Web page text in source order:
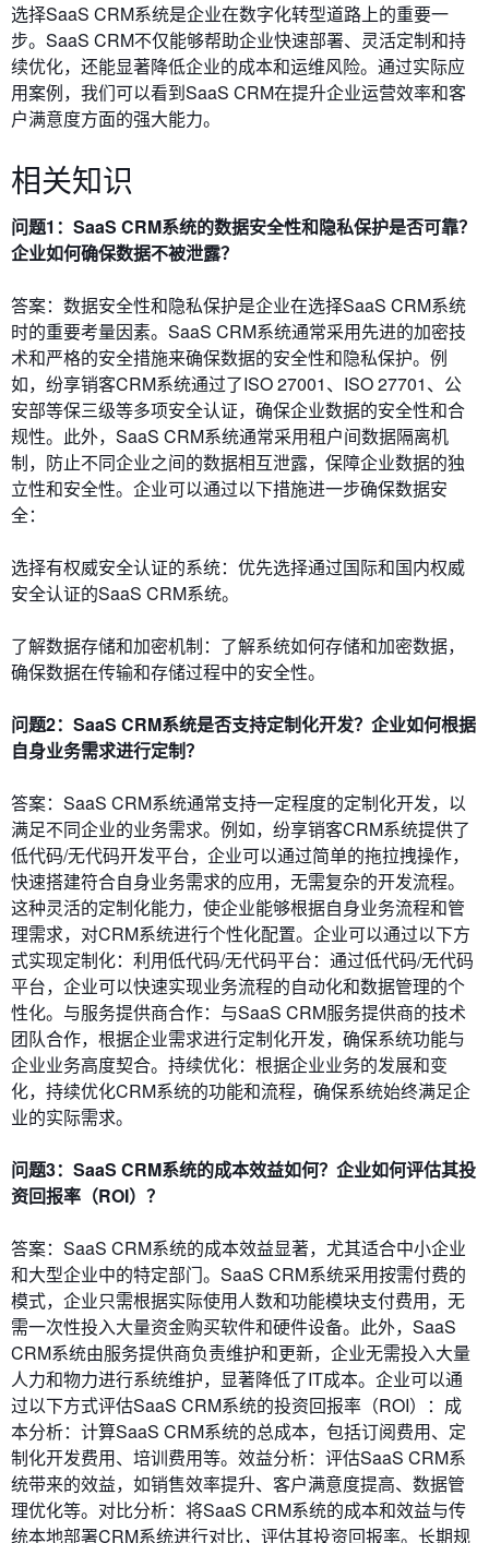
选择SaaS CRM系统是企业在数字化转型道路上的重要一
步。SaaS CRM不仅能够帮助企业快速部署、灵活定制和持
续优化，还能显著降低企业的成本和运维风险。通过实际应
用案例，我们可以看到SaaS CRM在提升企业运营效率和客
户满意度方面的强大能力。
相关知识
问题1：SaaS CRM系统的数据安全性和隐私保护是否可靠？
企业如何确保数据不被泄露？
答案：数据安全性和隐私保护是企业在选择SaaS CRM系统
时的重要考量因素。SaaS CRM系统通常采用先进的加密技
术和严格的安全措施来确保数据的安全性和隐私保护。例
如，纷享销客CRM系统通过了ISO 27001、ISO 27701、公
安部等保三级等多项安全认证，确保企业数据的安全性和合
规性。此外，SaaS CRM系统通常采用租户间数据隔离机
制，防止不同企业之间的数据相互泄露，保障企业数据的独
立性和安全性。企业可以通过以下措施进一步确保数据安
全：
选择有权威安全认证的系统：优先选择通过国际和国内权威
安全认证的SaaS CRM系统。
了解数据存储和加密机制：了解系统如何存储和加密数据，
确保数据在传输和存储过程中的安全性。
问题2：SaaS CRM系统是否支持定制化开发？企业如何根据
自身业务需求进行定制？
答案：SaaS CRM系统通常支持一定程度的定制化开发，以
满足不同企业的业务需求。例如，纷享销客CRM系统提供了
低代码/无代码开发平台，企业可以通过简单的拖拉拽操作，
快速搭建符合自身业务需求的应用，无需复杂的开发流程。
这种灵活的定制化能力，使企业能够根据自身业务流程和管
理需求，对CRM系统进行个性化配置。企业可以通过以下方
式实现定制化：利用低代码/无代码平台：通过低代码/无代码
平台，企业可以快速实现业务流程的自动化和数据管理的个
性化。与服务提供商合作：与SaaS CRM服务提供商的技术
团队合作，根据企业需求进行定制化开发，确保系统功能与
企业业务高度契合。持续优化：根据企业业务的发展和变
化，持续优化CRM系统的功能和流程，确保系统始终满足企
业的实际需求。
问题3：SaaS CRM系统的成本效益如何？企业如何评估其投
资回报率（ROI）？
答案：SaaS CRM系统的成本效益显著，尤其适合中小企业
和大型企业中的特定部门。SaaS CRM系统采用按需付费的
模式，企业只需根据实际使用人数和功能模块支付费用，无
需一次性投入大量资金购买软件和硬件设备。此外，SaaS
CRM系统由服务提供商负责维护和更新，企业无需投入大量
人力和物力进行系统维护，显著降低了IT成本。企业可以通
过以下方式评估SaaS CRM系统的投资回报率（ROI）：成
本分析：计算SaaS CRM系统的总成本，包括订阅费用、定
制化开发费用、培训费用等。效益分析：评估SaaS CRM系
统带来的效益，如销售效率提升、客户满意度提高、数据管
理优化等。对比分析：将SaaS CRM系统的成本和效益与传
统本地部署CRM系统进行对比，评估其投资回报率。长期规